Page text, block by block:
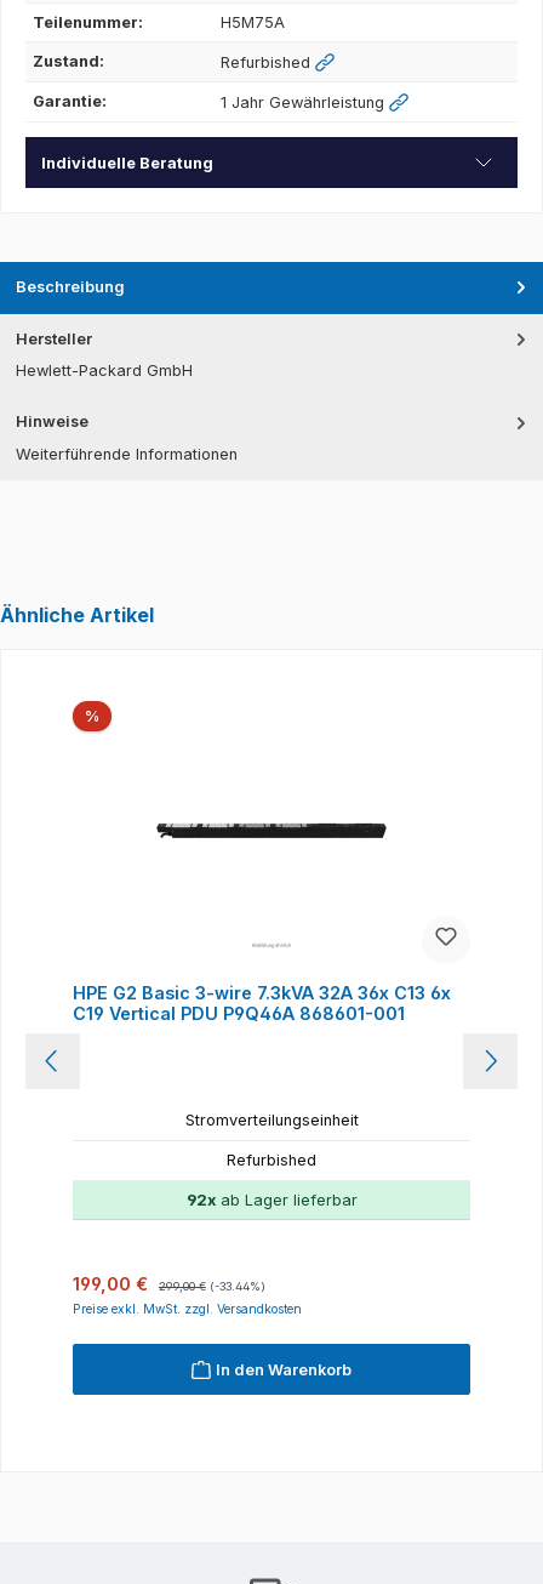
Teilenummer: H5M75A
Zustand: Refurbished
Garantie: 1 Jahr Gewährleistung
Individuelle Beratung
Beschreibung
Hersteller
Hewlett-Packard GmbH
Hinweise
Weiterführende Informationen
Ähnliche Artikel
%Rabatt
HPE G2 Basic 3-wire 7.3kVA 32A 36x C13 6x
C19 Vertical PDU P9Q46A 868601-001
Stromverteilungseinheit
Refurbished
92xab Lager lieferbar
Verkaufspreis:
199,00 € Regulärer Preis:
299,00 € (-33.44%)
Preise exkl. MwSt. zzgl. Versandkosten
In den Warenkorb